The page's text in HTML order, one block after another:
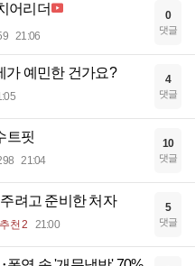
어리더
21:06
0
댓글
가 예민한 건가요? 4
댓글
트핏
21:04
10
댓글
려고 준비한 처자
추천 2 21:00
5
댓글